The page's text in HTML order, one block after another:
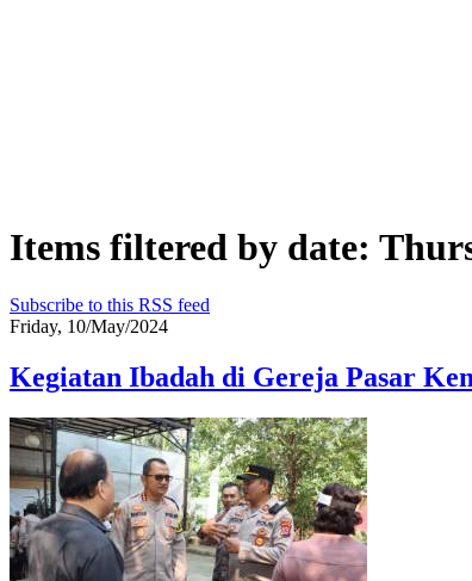
Items filtered by date:
Subscribe to this RSS feed
Friday, 10/May/2024
Kegiatan Ibadah di Gereja Pasar